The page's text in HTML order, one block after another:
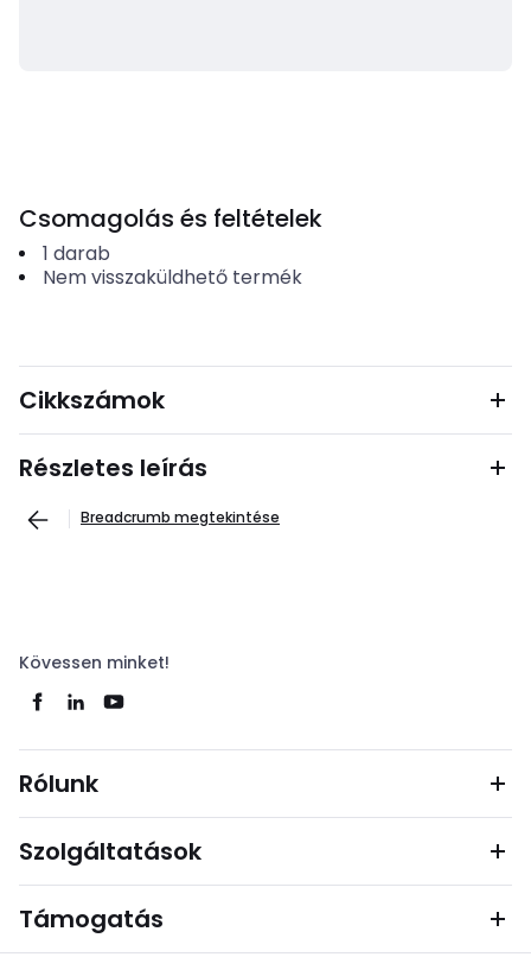
Csomagolás és feltételek
1 darab
Nem visszaküldhető termék
Cikkszámok
Részletes leírás
Breadcrumb megtekintése
Kövessen minket!
Rólunk
Szolgáltatások
Támogatás